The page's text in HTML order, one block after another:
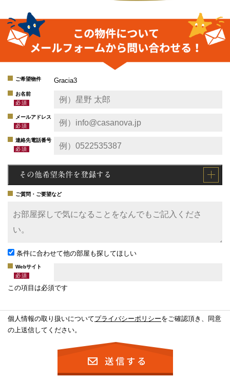
ご希望物件 Gracia3
お名前
メールアドレス
連絡先電話番号
その他希望条件を登録する
ご質問・ご要望など
条件に合わせて他の部屋も探してほしい
Webサイト
この項目は必須です
個人情報の取り扱いについてプライバシーポリシーをご確認頂き、同意
の上送信してください。